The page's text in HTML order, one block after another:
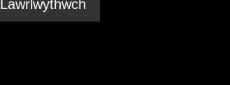
Lawrlwythwch